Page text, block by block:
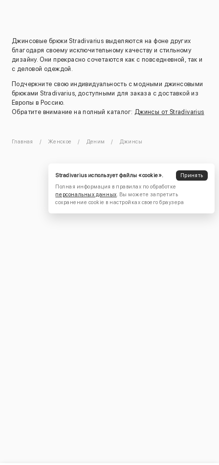
Джинсовые брюки Stradivarius выделяются на фоне других
благодаря своему исключительному качеству и стильному
дизайну. Они прекрасно сочетаются как с повседневной, так и
с деловой одеждой.
Подчеркните свою индивидуальность с модными джинсовыми
брюками Stradivarius, доступными для заказа с доставкой из
Европы в Россию.
Обратите внимание на полный каталог: Джинсы от Stradivarius
Главная Женское Деним Джинсы
Stradivarius использует файлы «cookie».
Принять
Полная информация в правилах по обработке
персональных данных. Вы можете запретить
сохранение cookie в настройках своего браузера